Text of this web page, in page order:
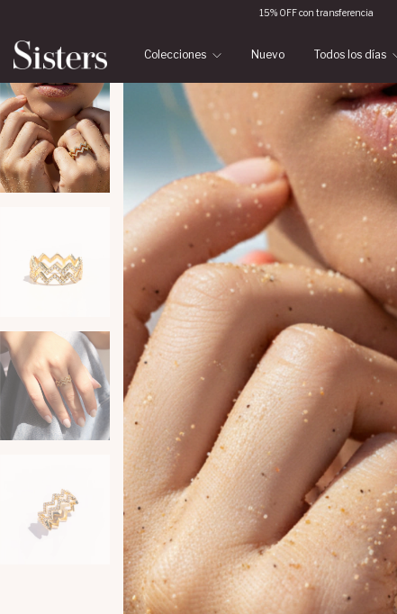
15% OFF con transferencia 6 cuotas sin interés
Colecciones Nuevo Todos los días